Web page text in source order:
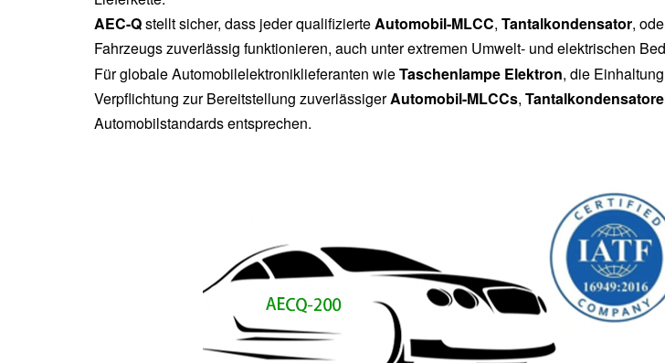
AEC-Qstellt sicher, dass jeder qualifizierteAutomobil-MLCC,Tantalkondensator,
Fahrzeugs zuverlässig funktionieren, auch unter extremen Umwelt- und elektrischen
Für globale Automobilelektroniklieferanten wieTaschenlampe Elektron, die
Verpflichtung zur Bereitstellung zuverlässigerAutomobil-MLCCs,
Automobilstandards entsprechen.